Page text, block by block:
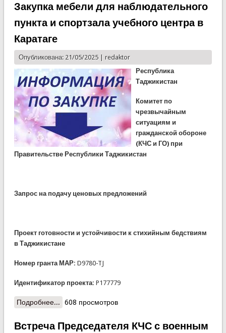
Закупка мебели для наблюдательного
пункта и спортзала учебного центра в
Каратаге
Опубликована: 21/05/2025 | redaktor
Республика
Таджикистан
Комитет по
чрезвычайным
ситуациям и
гражданской обороне
(КЧС и ГО) при
Правительстве Республики Таджикистан
Запрос на подачу ценовых предложений
Проект готовности и устойчивости к стихийным бедствиям
в Таджикистане
Номер гранта МАР: D9780-TJ
Идентификатор проекта: P177779
Подробнее... о Закупка мебели для наблюдательного пункта и
608 просмотров
Встреча Председателя КЧС с военным